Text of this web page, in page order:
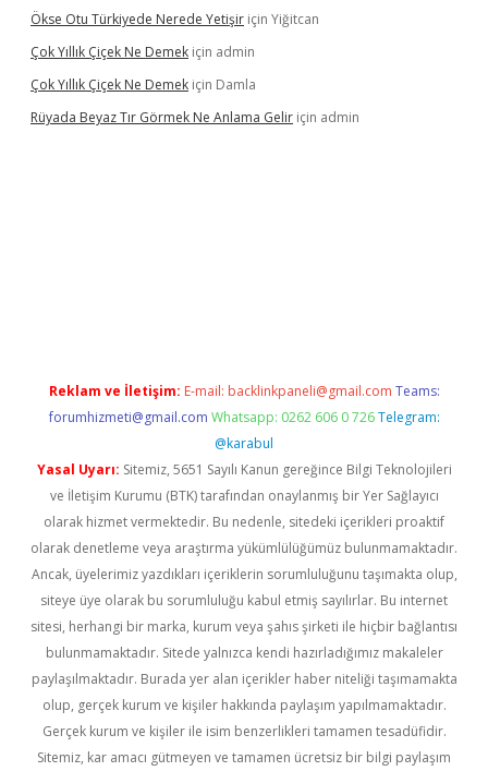
Ökse Otu Türkiyede Nerede Yetişir için Yiğitcan
Çok Yıllık Çiçek Ne Demek için admin
Çok Yıllık Çiçek Ne Demek için Damla
Rüyada Beyaz Tır Görmek Ne Anlama Gelir için admin
Reklam ve İletişim: E-mail: backlinkpaneli@gmail.com Teams:
forumhizmeti@gmail.com Whatsapp: 0262 606 0 726 Telegram:
@karabul
Yasal Uyarı: Sitemiz, 5651 Sayılı Kanun gereğince Bilgi Teknolojileri
ve İletişim Kurumu (BTK) tarafından onaylanmış bir Yer Sağlayıcı
olarak hizmet vermektedir. Bu nedenle, sitedeki içerikleri proaktif
olarak denetleme veya araştırma yükümlülüğümüz bulunmamaktadır.
Ancak, üyelerimiz yazdıkları içeriklerin sorumluluğunu taşımakta olup,
siteye üye olarak bu sorumluluğu kabul etmiş sayılırlar. Bu internet
sitesi, herhangi bir marka, kurum veya şahıs şirketi ile hiçbir bağlantısı
bulunmamaktadır. Sitede yalnızca kendi hazırladığımız makaleler
paylaşılmaktadır. Burada yer alan içerikler haber niteliği taşımamakta
olup, gerçek kurum ve kişiler hakkında paylaşım yapılmamaktadır.
Gerçek kurum ve kişiler ile isim benzerlikleri tamamen tesadüfidir.
Sitemiz, kar amacı gütmeyen ve tamamen ücretsiz bir bilgi paylaşım